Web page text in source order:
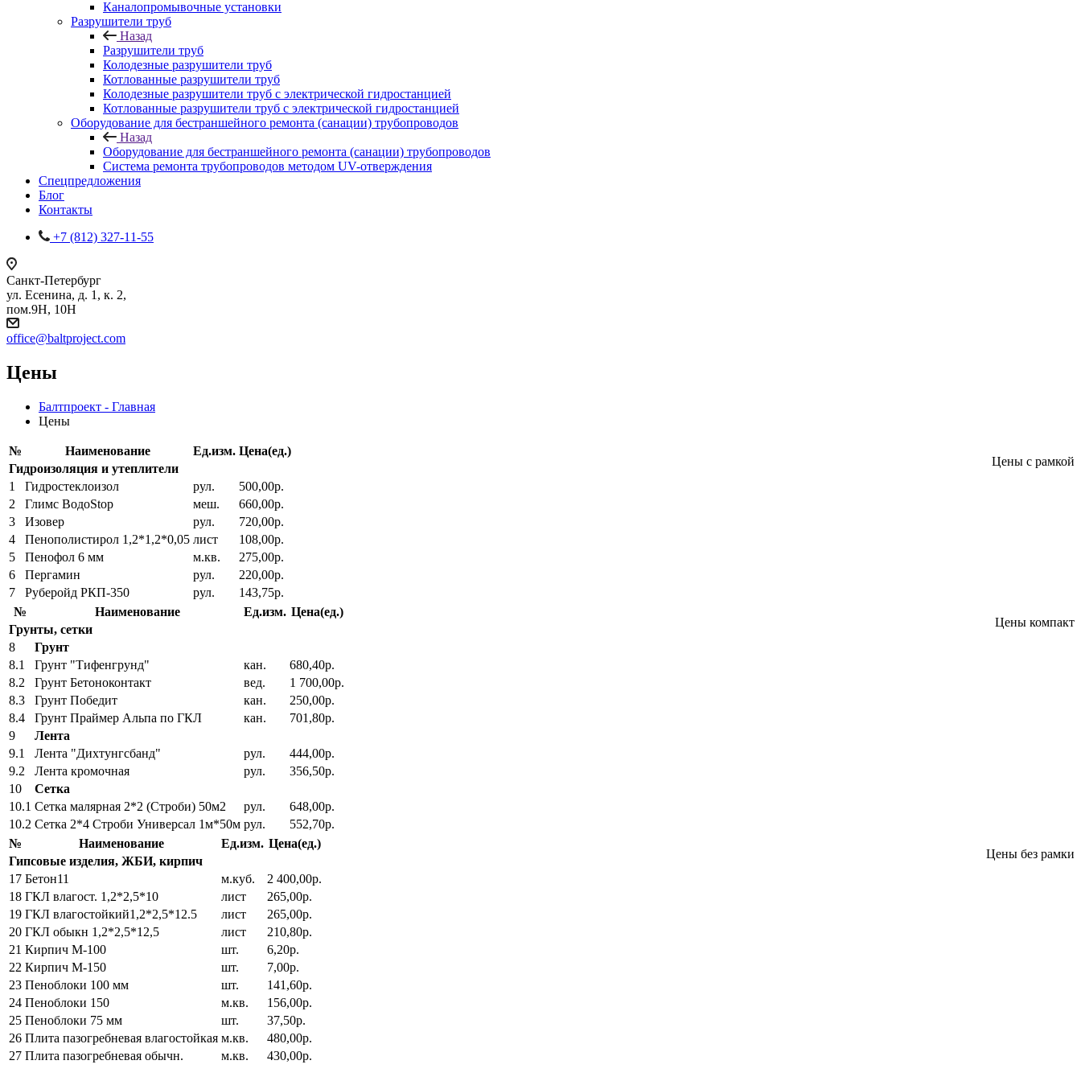
Каналопромывочные установки
Разрушители труб
Назад
Разрушители труб
Колодезные разрушители труб
Котлованные разрушители труб
Колодезные разрушители труб с электрической гидростанцией
Котлованные разрушители труб с электрической гидростанцией
Оборудование для бестраншейного ремонта (санации) трубопроводов
Назад
Оборудование для бестраншейного ремонта (санации) трубопроводов
Система ремонта трубопроводов методом UV-отверждения
Спецпредложения
Блог
Контакты
+7 (812) 327-11-55
Санкт-Петербург
ул. Есенина, д. 1, к. 2,
пом.9Н, 10Н
office@baltproject.com
Цены
Балтпроект - Главная
Цены
Цены с рамкой
№ Наименование Ед.изм. Цена(ед.)
Гидроизоляция и утеплители
1
Гидростеклоизол рул.
500,00р.
2
Глимс ВодоStop меш.
660,00р.
3
Изовер рул.
720,00р.
4
Пенополистирол 1,2*1,2*0,05 лист
108,00р.
5
Пенофол 6 мм м.кв.
275,00р.
6
Пергамин рул.
220,00р.
7
Руберойд РКП-350 рул. 143,75р.
Цены компакт
№ Наименование Ед.изм. Цена(ед.)
Грунты, сетки
8
Грунт
8.1
Грунт "Тифенгрунд" кан.
680,40р.
8.2
Грунт Бетоноконтакт вед.
1 700,00р.
8.3
Грунт Победит кан.
250,00р.
8.4
Грунт Праймер Альпа по ГКЛ кан.
701,80р.
9
Лента
9.1
Лента "Дихтунгсбанд" рул.
444,00р.
9.2
Лента кромочная рул.
356,50р.
10
Сетка
10.1 Сетка малярная 2*2 (Строби) 50м2 рул.
648,00р.
10.2 Сетка 2*4 Строби Универсал 1м*50м рул. 552,70р.
Цены без рамки
№ Наименование Ед.изм. Цена(ед.)
Гипсовые изделия, ЖБИ, кирпич
17 Бетон11 м.куб.
2 400,00р.
18 ГКЛ влагост. 1,2*2,5*10 лист
265,00р.
19 ГКЛ влагостойкий1,2*2,5*12.5 лист
265,00р.
20 ГКЛ обыкн 1,2*2,5*12,5 лист
210,80р.
21 Кирпич М-100 шт.
6,20р.
22 Кирпич М-150 шт.
7,00р.
23 Пеноблоки 100 мм шт.
141,60р.
24 Пеноблоки 150 м.кв.
156,00р.
25 Пеноблоки 75 мм шт.
37,50р.
26 Плита пазогребневая влагостойкая м.кв.
480,00р.
27 Плита пазогребневая обычн. м.кв. 430,00р.